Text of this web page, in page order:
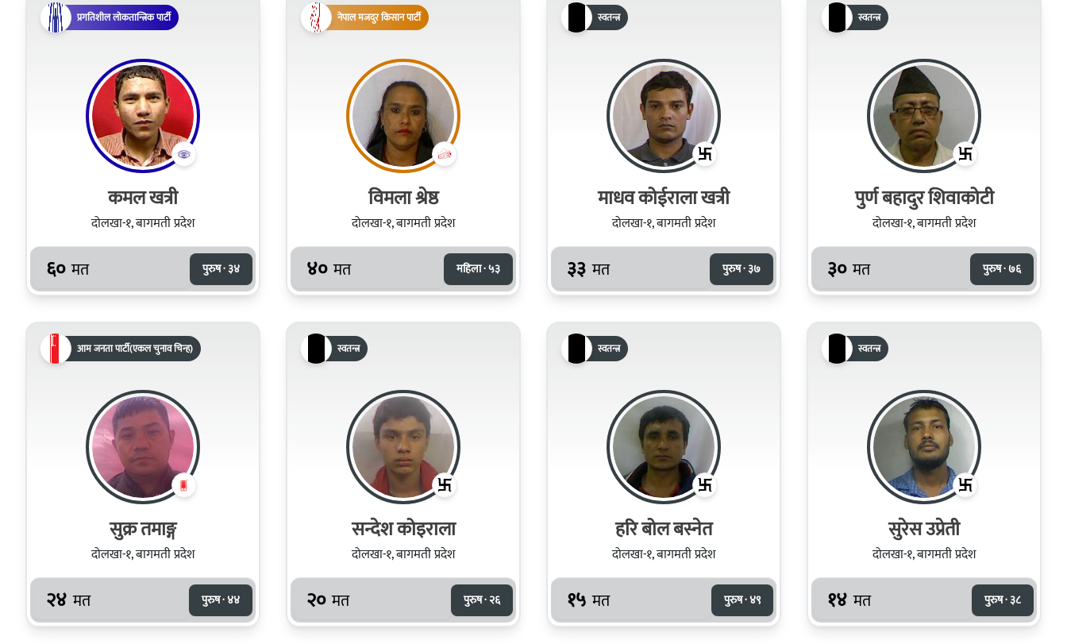
प्रगतिशील लोकतान्त्रिक पार्टी
कमल खत्री
दोलखा-१, बागमती प्रदेश
६० मत पुरुष · ३४
नेपाल मजदुर किसान पार्टी
विमला श्रेष्ठ
दोलखा-१, बागमती प्रदेश
४० मत महिला · ५३
स्वतन्त्र
माधव कोईराला खत्री
दोलखा-१, बागमती प्रदेश
३३ मत पुरुष · ३७
स्वतन्त्र
पुर्ण बहादुर शिवाकोटी
दोलखा-१, बागमती प्रदेश
३० मत पुरुष · ७६
आम जनता पार्टी(एकल चुनाव चिन्ह)
सुक्र तमाङ्ग
दोलखा-१, बागमती प्रदेश
२४ मत पुरुष · ४४
स्वतन्त्र
सन्देश कोइराला
दोलखा-१, बागमती प्रदेश
२० मत पुरुष · २६
स्वतन्त्र
हरि बोल बस्नेत
दोलखा-१, बागमती प्रदेश
१५ मत पुरुष · ४९
स्वतन्त्र
सुरेस उप्रेती
दोलखा-१, बागमती प्रदेश
१४ मत पुरुष · ३८